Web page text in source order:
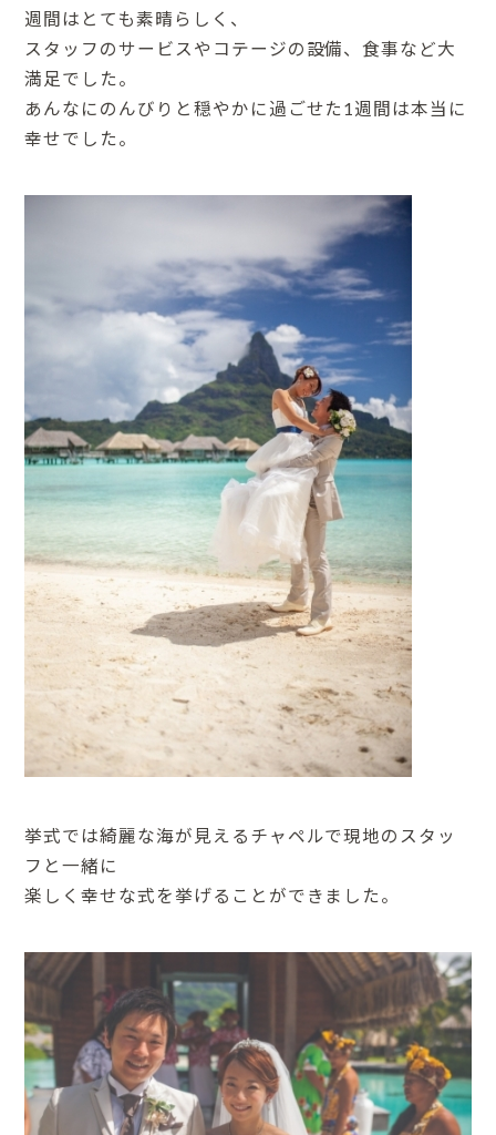
週間はとても素晴らしく、
スタッフのサービスやコテージの設備、食事など大
満足でした。
あんなにのんびりと穏やかに過ごせた1週間は本当に
幸せでした。
挙式では綺麗な海が見えるチャペルで現地のスタッ
フと一緒に
楽しく幸せな式を挙げることができました。